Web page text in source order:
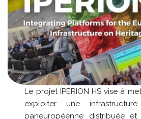
Le projet IPERION HS vise à
exploiter une
paneuropéenne distribuée